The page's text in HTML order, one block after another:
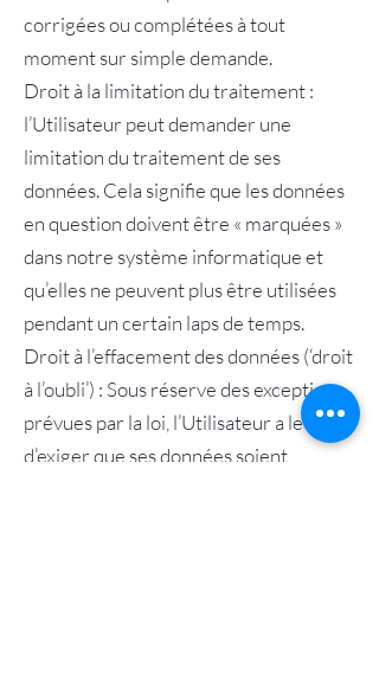
corrigées ou complétées à tout
moment sur simple demande.
Droit à la limitation du traitement :
l’Utilisateur peut demander une
limitation du traitement de ses
données. Cela signifie que les données
en question doivent être « marquées »
dans notre système informatique et
qu’elles ne peuvent plus être utilisées
pendant un certain laps de temps.
Droit à l’effacement des données (‘droit
à l’oubli’) : Sous réserve des exceptions
prévues par la loi, l’Utilisateur a le droit
d’exiger que ses données soient